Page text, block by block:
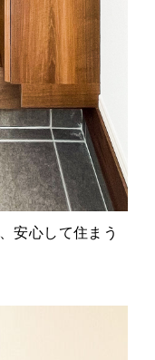
安心して住まう